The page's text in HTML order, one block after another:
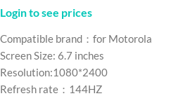
Login to see prices
Compatible brand：for Motorola
Screen Size: 6.7 inches
Resolution:1080*2400
Refresh rate：144HZ